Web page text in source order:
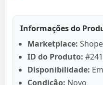
Textura leve
que absorve
Fórmula suave e
derivados de
Informações do
Marketplace:
ID do Produto: #241
Disponibilidade:
Condição: Novo